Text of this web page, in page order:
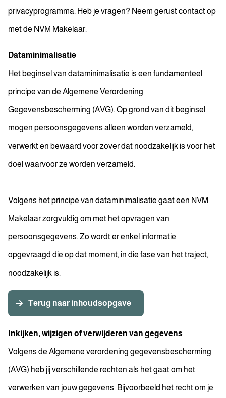
privacyprogramma. Heb je vragen? Neem gerust contact op
met de NVM Makelaar.
Dataminimalisatie
Het beginsel van dataminimalisatie is een fundamenteel
principe van de Algemene Verordening
Gegevensbescherming (AVG). Op grond van dit beginsel
mogen persoonsgegevens alleen worden verzameld,
verwerkt en bewaard voor zover dat noodzakelijk is voor het
doel waarvoor ze worden verzameld.
Volgens het principe van dataminimalisatie gaat een NVM
Makelaar zorgvuldig om met het opvragen van
persoonsgegevens. Zo wordt er enkel informatie
opgevraagd die op dat moment, in die fase van het traject,
noodzakelijk is.
Terug naar inhoudsopgave
Inkijken, wijzigen of verwijderen van gegevens
Volgens de Algemene verordening gegevensbescherming
(AVG) heb jij verschillende rechten als het gaat om het
verwerken van jouw gegevens. Bijvoorbeeld het recht om je